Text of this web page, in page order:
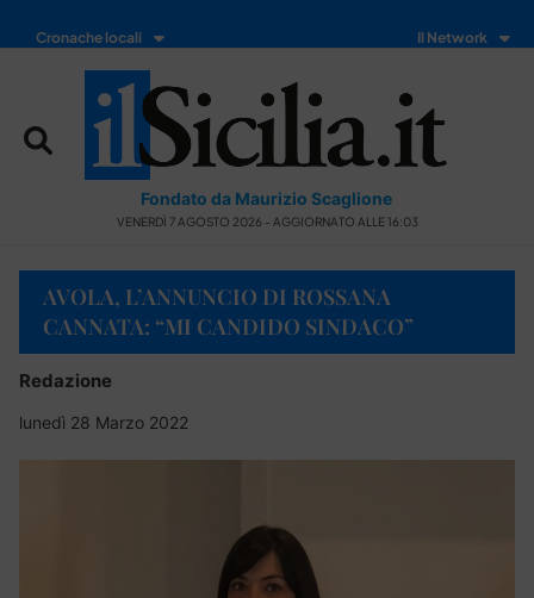
Cronache locali Il Network
Fondato da Maurizio Scaglione
VENERDÌ 7 AGOSTO 2026 - AGGIORNATO ALLE 16:03
AVOLA, L’ANNUNCIO DI ROSSANA
CANNATA: “MI CANDIDO SINDACO”
Redazione
lunedì 28 Marzo 2022